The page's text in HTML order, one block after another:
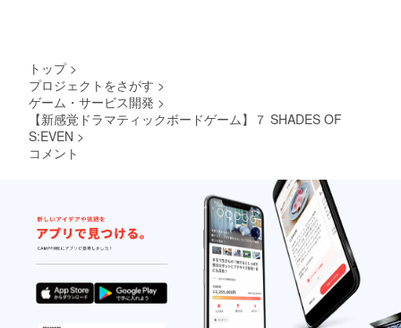
１箱お
様の応
援によ
りコン
ポーネ
ントの
仕様を
グレー
ドアッ
プする
予定を
してお
な販売
なりま
す。黒
色を
ベース
に青色
をあし
らった
デザイ
ンでと
ても幻
想的で
黒色
をお贈
りいた
しま
す。 限
定カー
ドは
赤、
橙、
黄、
緑、
トップ >
プロジェクトをさがす >
ゲーム・サービス開発 >
【新感覚ドラマティックボードゲーム】７ SHADES OF
S:EVEN >
コメント